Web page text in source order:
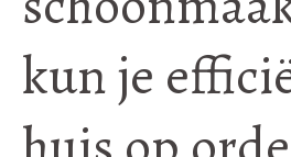
kun je